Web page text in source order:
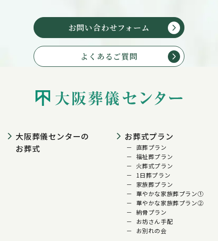
お問い合わせフォーム
よくあるご質問
大阪葬儀センターの
お葬式
お葬式プラン
直葬プラン
福祉葬プラン
火葬式プラン
1日葬プラン
家族葬プラン
華やかな家族葬プラン①
華やかな家族葬プラン②
納骨プラン
お坊さん手配
お別れの会